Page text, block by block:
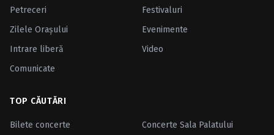
Petreceri
Festivaluri
Zilele Oraşului
Evenimente
Intrare liberă
Video
Comunicate
TOP CĂUTĂRI
Bilete concerte Concerte Sala Palatului